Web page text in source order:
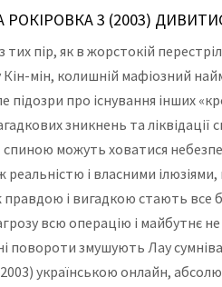
РОКІРОВКА 3 (2003)
тих пір, як в жорстокій
Кін-мін, колишній мафіозний
підозри про існування інших
зникнень та
можуть ховатися
реальністю і власними
і вигадкою стають все
всю операцію і майбутнє
повороти змушують Лау
українською онлайн,